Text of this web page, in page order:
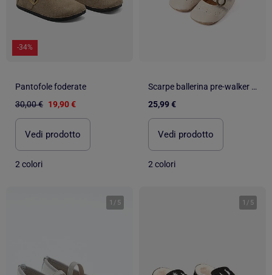
-34%
Pantofole foderate
30,00 € 19,90 €
Vedi prodotto
2 colori
Scarpe ballerina pre-walker con chiusura a strappo
25,99 €
Vedi prodotto
2 colori
1 / 5 1 / 5